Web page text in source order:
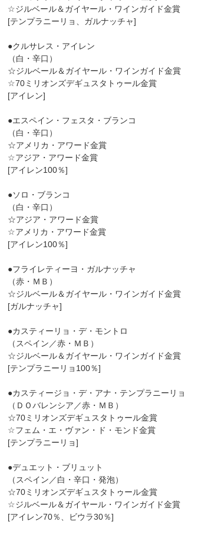
☆ジルベール＆ガイヤール・ワインガイド金賞
[テンプラニーリョ、ガルナッチャ]
●クルサレス・アイレン
（白・辛口）
☆ジルベール＆ガイヤール・ワインガイド金賞
☆70ミリオンズデギュスタトゥール金賞
[アイレン]
●エスペイン・フェスタ・ブランコ
（白・辛口）
☆アメリカ・アワード金賞
☆アジア・アワード金賞
[アイレン100％]
●ソロ・ブランコ
（白・辛口）
☆アジア・アワード金賞
☆アメリカ・アワード金賞
[アイレン100％]
●フライレティーヨ・ガルナッチャ
（赤・ＭＢ）
☆ジルベール＆ガイヤール・ワインガイド金賞
[ガルナッチャ]
●カスティーリョ・デ・モントロ
（スペイン／赤・ＭＢ）
☆ジルベール＆ガイヤール・ワインガイド金賞
[テンプラニーリョ100％]
●カスティージョ・デ・アナ・テンプラニーリョ
（ＤＯバレンシア／赤・ＭＢ）
☆70ミリオンズデギュスタトゥール金賞
☆フェム・エ・ヴァン・ド・モンド金賞
[テンプラニーリョ]
●デュエット・ブリュット
（スペイン／白・辛口・発泡）
☆70ミリオンズデギュスタトゥール金賞
☆ジルベール＆ガイヤール・ワインガイド金賞
[アイレン70％、ビウラ30％]